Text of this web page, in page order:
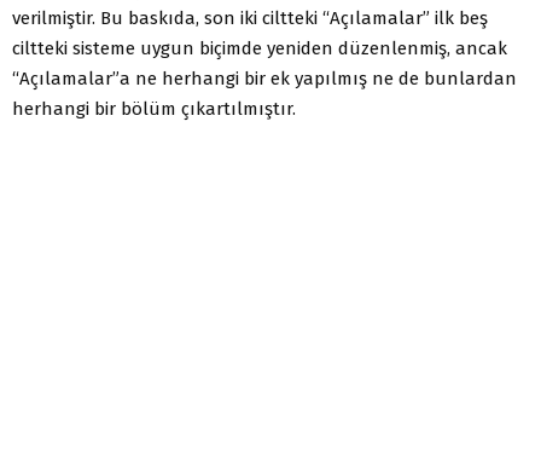
verilmiştir. Bu baskıda, son iki ciltteki “Açılamalar” ilk beş
ciltteki sisteme uygun biçimde yeniden düzenlenmiş, ancak
“Açılamalar”a ne herhangi bir ek yapılmış ne de bunlardan
herhangi bir bölüm çıkartılmıştır.